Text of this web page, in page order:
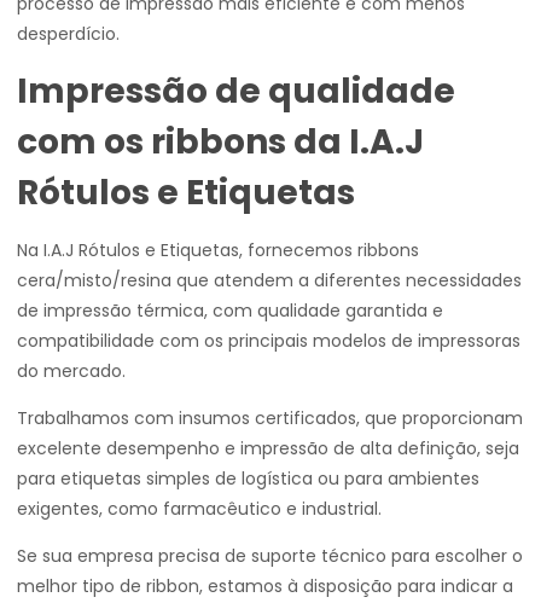
desperdício.
Impressão de qualidade
com os ribbons da I.A.J
Rótulos e Etiquetas
Na I.A.J Rótulos e Etiquetas, fornecemos ribbons
cera/misto/resina que atendem a diferentes necessidades
de impressão térmica, com qualidade garantida e
compatibilidade com os principais modelos de impressoras
do mercado.
Trabalhamos com insumos certificados, que proporcionam
excelente desempenho e impressão de alta definição, seja
para etiquetas simples de logística ou para ambientes
exigentes, como farmacêutico e industrial.
Se sua empresa precisa de suporte técnico para escolher o
melhor tipo de ribbon, estamos à disposição para indicar a